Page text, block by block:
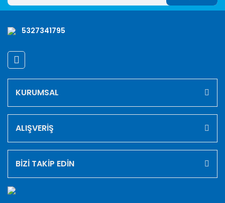
5327341795
KURUMSAL
ALIŞVERİŞ
BİZİ TAKİP EDİN